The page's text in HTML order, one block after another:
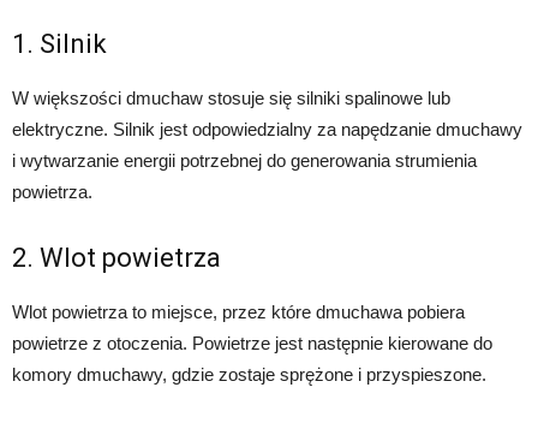
1. Silnik
W większości dmuchaw stosuje się silniki spalinowe lub
elektryczne. Silnik jest odpowiedzialny za napędzanie dmuchawy
i wytwarzanie energii potrzebnej do generowania strumienia
powietrza.
2. Wlot powietrza
Wlot powietrza to miejsce, przez które dmuchawa pobiera
powietrze z otoczenia. Powietrze jest następnie kierowane do
komory dmuchawy, gdzie zostaje sprężone i przyspieszone.